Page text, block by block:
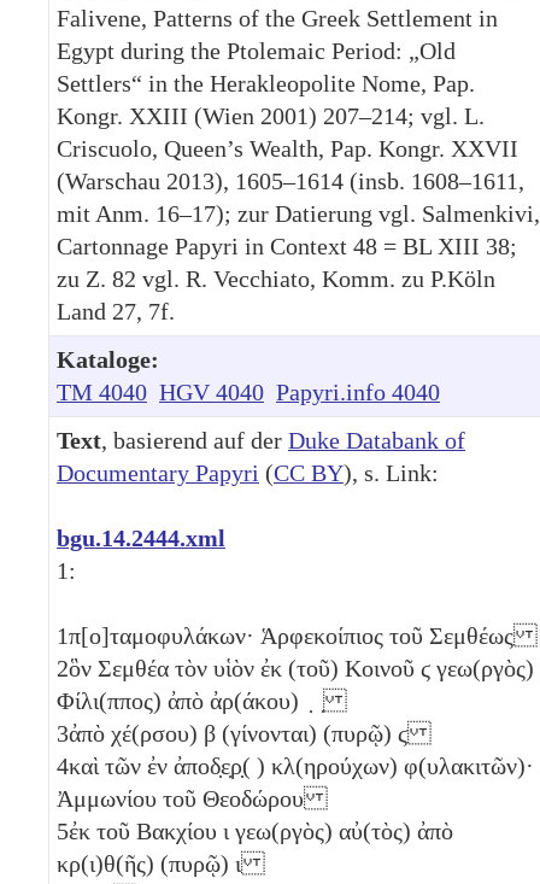
Falivene, Patterns of the Greek Settlement in
Egypt during the Ptolemaic Period: „Old
Settlers“ in the Herakleopolite Nome, Pap.
Kongr. XXIII (Wien 2001) 207–214; vgl. L.
Criscuolo, Queen’s Wealth, Pap. Kongr. XXVII
(Warschau 2013), 1605–1614 (insb. 1608–1611,
mit Anm. 16–17); zur Datierung vgl. Salmenkivi,
Cartonnage Papyri in Context 48 = BL XIII 38;
zu Z. 82 vgl. R. Vecchiato, Komm. zu P.Köln
Land 27, 7f.
Kataloge:
TM 4040 HGV 4040 Papyri.info 4040
Text, basierend auf der Duke Databank of
Documentary Papyri (CC BY), s. Link:
bgu.14.2444.xml
1:
1π[ο]ταμοφυλάκων· Ἁρφεκοίπιος τοῦ Σεμθέως
2ὃν Σεμθέα τὸν υἱὸν ἐκ (τοῦ) Κοινοῦ ϛ γεω(ργὸς)
Φίλι(ππος) ἀπὸ ἀρ(άκου) ̣ ̣
3ἀπὸ χέ(ρσου) β (γίνονται) (πυρῷ) ϛ
4καὶ τῶν ἐν ἀποδ̣ε̣ρ̣( ) κλ(ηρούχων) φ(υλακιτῶν)·
Ἀμμωνίου τοῦ Θεοδώρου
5ἐκ τοῦ Βακχίου ι γεω(ργὸς) αὐ(τὸς) ἀπὸ
κρ(ι)θ(ῆς) (πυρῷ) ι